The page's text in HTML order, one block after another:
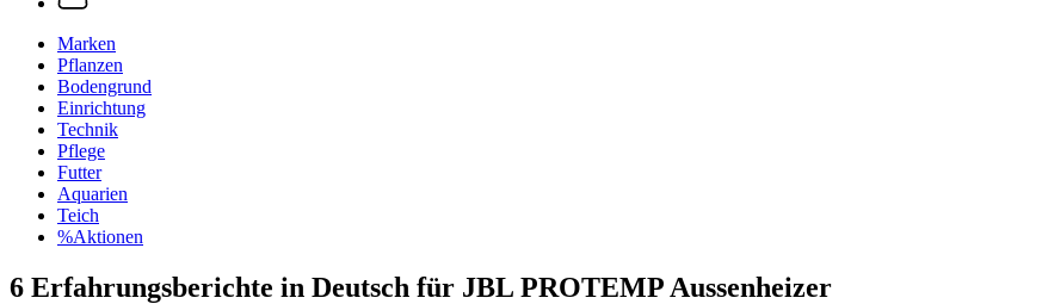
Marken
Pflanzen
Bodengrund
Einrichtung
Technik
Pflege
Futter
Aquarien
Teich
%Aktionen
6 Erfahrungsberichte in Deutsch für JBL PROTEMP Aussenheizer